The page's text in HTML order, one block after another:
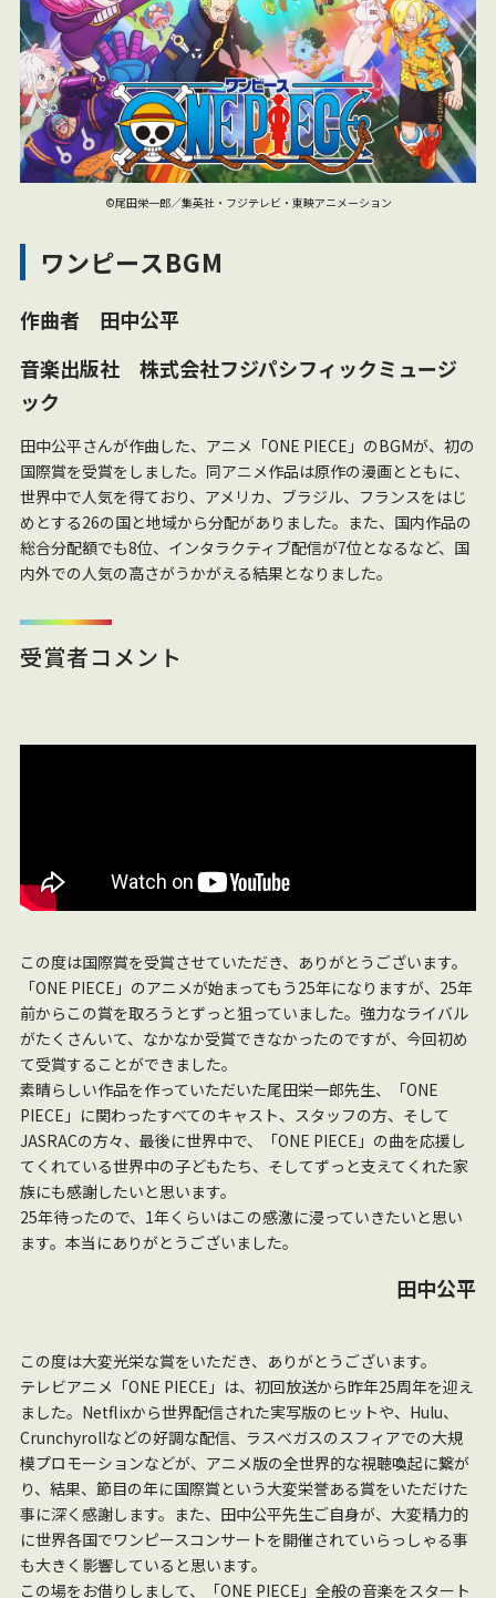
©尾田栄一郎／集英社・フジテレビ・東映アニメーション
ワンピースBGM
作曲者 田中公平
音楽出版社 株式会社フジパシフィックミュージ
ック
田中公平さんが作曲した、アニメ「ONE PIECE」のBGMが、初の
国際賞を受賞をしました。同アニメ作品は原作の漫画とともに、
世界中で人気を得ており、アメリカ、ブラジル、フランスをはじ
めとする26の国と地域から分配がありました。また、国内作品の
総合分配額でも8位、インタラクティブ配信が7位となるなど、国
内外での人気の高さがうかがえる結果となりました。
受賞者コメント
この度は国際賞を受賞させていただき、ありがとうございます。
「ONE PIECE」のアニメが始まってもう25年になりますが、25年
前からこの賞を取ろうとずっと狙っていました。強力なライバル
がたくさんいて、なかなか受賞できなかったのですが、今回初め
て受賞することができました。
素晴らしい作品を作っていただいた尾田栄一郎先生、「ONE
PIECE」に関わったすべてのキャスト、スタッフの方、そして
JASRACの方々、最後に世界中で、「ONE PIECE」の曲を応援し
てくれている世界中の子どもたち、そしてずっと支えてくれた家
族にも感謝したいと思います。
25年待ったので、1年くらいはこの感激に浸っていきたいと思い
ます。本当にありがとうございました。
田中公平
この度は大変光栄な賞をいただき、ありがとうございます。
テレビアニメ「ONE PIECE」は、初回放送から昨年25周年を迎え
ました。Netflixから世界配信された実写版のヒットや、Hulu、
Crunchyrollなどの好調な配信、ラスべガスのスフィアでの大規
模プロモーションなどが、アニメ版の全世界的な視聴喚起に繋が
り、結果、節目の年に国際賞という大変栄誉ある賞をいただけた
事に深く感謝します。また、田中公平先生ご自身が、大変精力的
に世界各国でワンピースコンサートを開催されていらっしゃる事
も大きく影響していると思います。
この場をお借りしまして、「ONE PIECE」全般の音楽をスタート